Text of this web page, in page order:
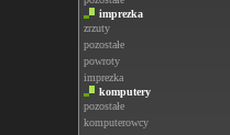
imprezka
zrzuty
pozostałe
powroty
imprezka
komputery
pozostałe
komputerowcy